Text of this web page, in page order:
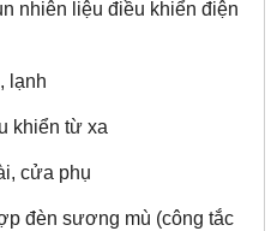
nhiên liệu điều khiển điện
lạnh
khiển từ xa
cửa phụ
đèn sương mù (công tắc